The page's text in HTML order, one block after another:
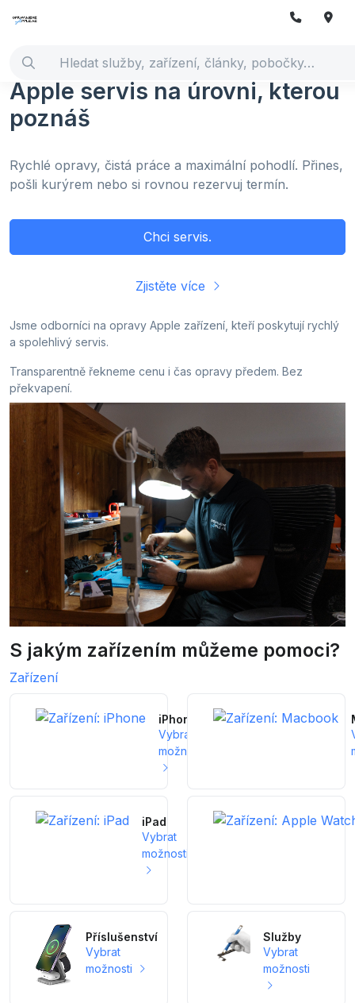
Apple servis na úrovni, kterou
poznáš
Rychlé opravy, čistá práce a maximální pohodlí. Přines,
pošli kurýrem nebo si rovnou rezervuj termín.
Chci servis.
Zjistěte více
Jsme odborníci na opravy Apple zařízení, kteří poskytují rychlý
a spolehlivý servis.
Transparentně řekneme cenu i čas opravy předem. Bez
překvapení.
S jakým zařízením můžeme pomoci?
Zařízení
iPhone
Vybrat
možnosti
iPad
Vybrat
možnosti
Příslušenství
Vybrat
možnosti
Služby
Vybrat
možnosti